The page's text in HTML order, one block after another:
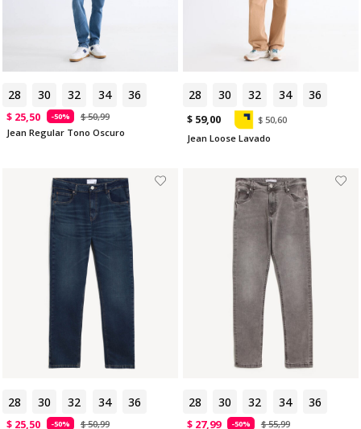
28 30 32 34 36
$ 25,50 -50%
$ 50,99
Jean Regular Tono Oscuro
28 30 32 34 36
$ 59,00
$ 50,60
Jean Loose Lavado
28 30 32 34 36
$ 25,50 -50% $ 50,99
28 30 32 34 36
$ 27,99 -50% $ 55,99